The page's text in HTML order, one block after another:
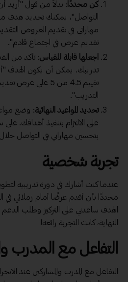
كن محددًا : بدلاً من قول "أريد
التواصل"، يمكنك تحديد هدف
مهاراتي في تقديم العروض
تقديم عرض في اجتماع قادم".
اجعلها قابلة للقياس: تأكد من
تدريبك. يمكن أن يكون الهدف
تقييم 4.5 من 5 على
التدريب".
تحديد المواعيد النهائية: وضع
على الالتزام بتنفيذ أهدافك. على
بتحسين مهاراتي في التواصل
تجربة شخصية
عندما كنت أشارك في دورة تدريبية
محددًا بأن أقدم عرضًا أمام زملائي في
الهدف ساعدني على التركيز وطلب
النهاية، كانت التجربة رائعة!
التفاعل مع المدرب
التفاعل مع المدرب والمشاركين عند